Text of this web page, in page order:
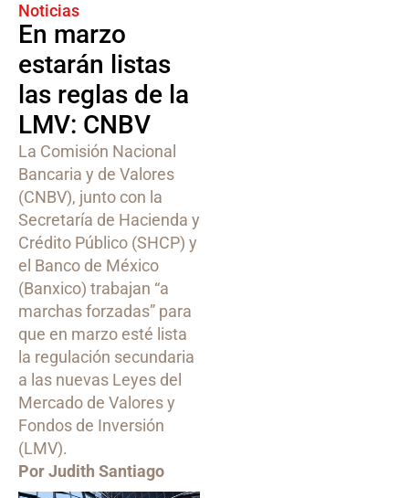
Noticias
En marzo
estarán listas
las reglas de la
LMV: CNBV
La Comisión Nacional
Bancaria y de Valores
(CNBV), junto con la
Secretaría de Hacienda y
Crédito Público (SHCP) y
el Banco de México
(Banxico) trabajan “a
marchas forzadas” para
que en marzo esté lista
la regulación secundaria
a las nuevas Leyes del
Mercado de Valores y
Fondos de Inversión
(LMV).
Por Judith Santiago